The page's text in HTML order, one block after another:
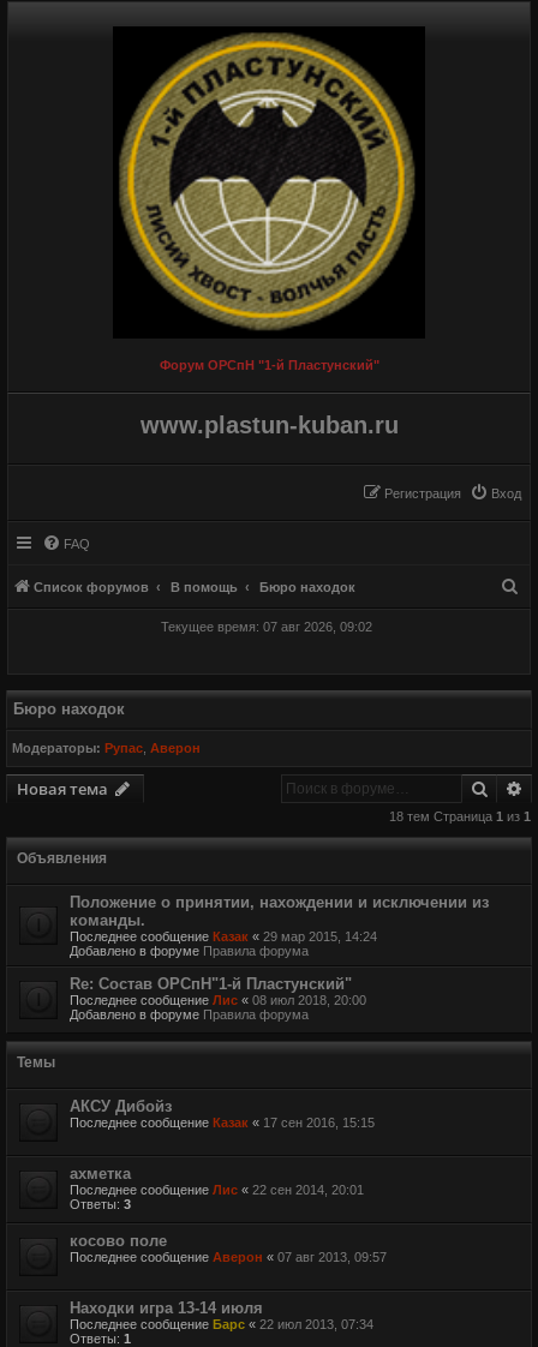
Форум ОРСпН "1-й Пластунский"
www.plastun-kuban.ru
Вход
Регистрация
FAQ
Список форумов В помощь Бюро находок
Текущее время: 07 авг 2026, 09:02
Бюро находок
Модераторы: Рупас ,Аверон
Новая тема Поиск
18 тем Страница 1 из 1
Объявления
Положение о принятии, нахождении и исключении из
команды.
Последнее сообщение Казак « 29 мар 2015, 14:24
Добавлено в форуме Правила форума
Re: Состав ОРСпН"1-й Пластунский"
Последнее сообщение Лис « 08 июл 2018, 20:00
Добавлено в форуме Правила форума
Темы
АКСУ Дибойз
Последнее сообщение Казак « 17 сен 2016, 15:15
ахметка
Последнее сообщение Лис « 22 сен 2014, 20:01
Ответы: 3
косово поле
Последнее сообщение Аверон « 07 авг 2013, 09:57
Находки игра 13-14 июля
Последнее сообщение Барс « 22 июл 2013, 07:34
Ответы: 1